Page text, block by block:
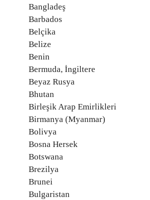
Bangladeş
Barbados
Belçika
Belize
Benin
Bermuda, İngiltere
Beyaz Rusya
Bhutan
Birleşik Arap Emirlikleri
Birmanya (Myanmar)
Bolivya
Bosna Hersek
Botswana
Brezilya
Brunei
Bulgaristan